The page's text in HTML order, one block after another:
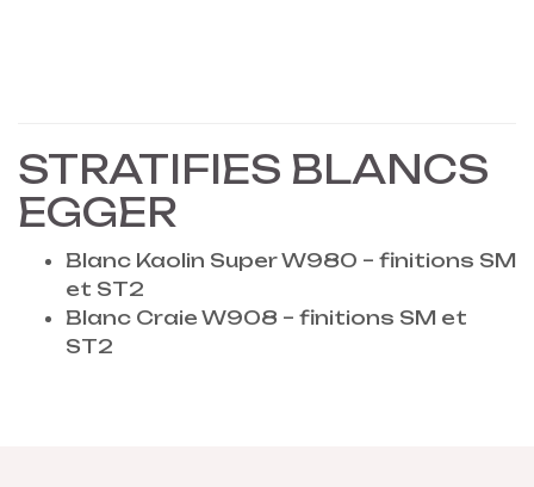
STRATIFIES BLANCS
EGGER
Blanc Kaolin Super W980 – finitions SM
et ST2
Blanc Craie W908 – finitions SM et
ST2